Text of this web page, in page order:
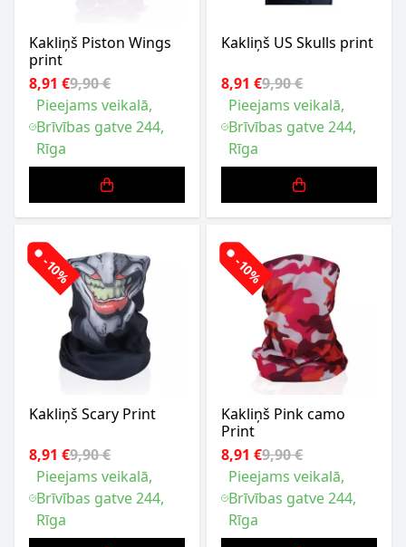
Kakliņš Piston Wings
print
8,91 €9,90 €
Pieejams veikalā,
Brīvības gatve 244,
Rīga
Kakliņš US Skulls print
8,91 €9,90 €
Pieejams veikalā,
Brīvības gatve 244,
Rīga
-10%
Kakliņš Scary Print
8,91 €9,90 €
Pieejams veikalā,
Brīvības gatve 244,
Rīga
-10%
Kakliņš Pink camo
Print
8,91 €9,90 €
Pieejams veikalā,
Brīvības gatve 244,
Rīga